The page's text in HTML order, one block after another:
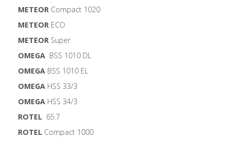
METEOR Compact 1020
METEOR ECO
METEOR Super
OMEGA BSS 1010 DL
OMEGA BSS 1010 EL
OMEGA HSS 33/3
OMEGA HSS 34/3
ROTEL 65.7
ROTEL Compact 1000